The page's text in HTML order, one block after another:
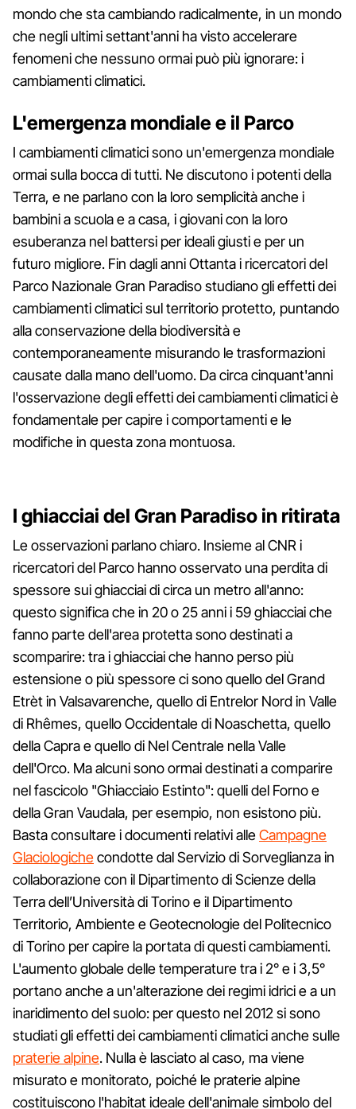
mondo che sta cambiando radicalmente, in un mondo
che negli ultimi settant'anni ha visto accelerare
fenomeni che nessuno ormai può più ignorare: i
cambiamenti climatici.
L'emergenza mondiale e il Parco
I cambiamenti climatici sono un'emergenza mondiale
ormai sulla bocca di tutti. Ne discutono i potenti della
Terra, e ne parlano con la loro semplicità anche i
bambini a scuola e a casa, i giovani con la loro
esuberanza nel battersi per ideali giusti e per un
futuro migliore. Fin dagli anni Ottanta i ricercatori del
Parco Nazionale Gran Paradiso studiano gli effetti dei
cambiamenti climatici sul territorio protetto, puntando
alla conservazione della biodiversità e
contemporaneamente misurando le trasformazioni
causate dalla mano dell'uomo. Da circa cinquant'anni
l'osservazione degli effetti dei cambiamenti climatici è
fondamentale per capire i comportamenti e le
modifiche in questa zona montuosa.
I ghiacciai del Gran Paradiso in ritirata
Le osservazioni parlano chiaro. Insieme al CNR i
ricercatori del Parco hanno osservato una perdita di
spessore sui ghiacciai di circa un metro all'anno:
questo significa che in 20 o 25 anni i 59 ghiacciai che
fanno parte dell'area protetta sono destinati a
scomparire: tra i ghiacciai che hanno perso più
estensione o più spessore ci sono quello del Grand
Etrèt in Valsavarenche, quello di Entrelor Nord in Valle
di Rhêmes, quello Occidentale di Noaschetta, quello
della Capra e quello di Nel Centrale nella Valle
dell'Orco. Ma alcuni sono ormai destinati a comparire
nel fascicolo "Ghiacciaio Estinto": quelli del Forno e
della Gran Vaudala, per esempio, non esistono più.
Basta consultare i documenti relativi alleCampagne
Glaciologichecondotte dal Servizio di Sorveglianza in
collaborazione con il Dipartimento di Scienze della
Terra dell’Università di Torino e il Dipartimento
Territorio, Ambiente e Geotecnologie del Politecnico
di Torino per capire la portata di questi cambiamenti.
L'aumento globale delle temperature tra i 2° e i 3,5°
portano anche a un'alterazione dei regimi idrici e a un
inaridimento del suolo: per questo nel 2012 si sono
studiati gli effetti dei cambiamenti climatici anche sulle
praterie alpine. Nulla è lasciato al caso, ma viene
misurato e monitorato, poiché le praterie alpine
costituiscono l'habitat ideale dell'animale simbolo del